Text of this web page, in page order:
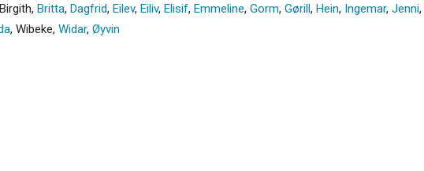
Birgith, Britta, Dagfrid, Eilev, Eiliv, Elisif, Emmeline, Gorm, Gørill, Hein, Ingemar, Jenni,
, Wibeke, Widar, Øyvin